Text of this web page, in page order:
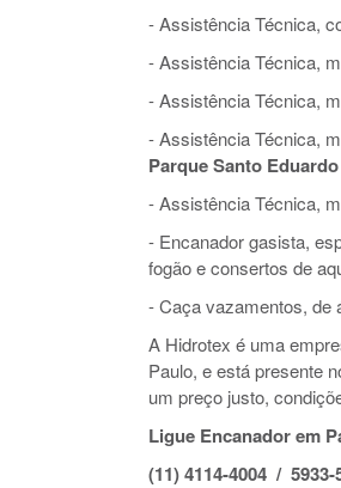
- Assistência Técnica,
- Assistência Técnica,
- Assistência Técnica,
- Assistência Técnica,
Parque Santo Eduardo
- Assistência Técnica,
- Encanador gasista,
fogão e consertos de
- Caça vazamentos, de
A Hidrotex é uma
Paulo, e está presente
um preço justo,
Ligue Encanador em
(11) 4114-4004 /